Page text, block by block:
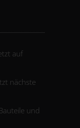
auf
nächste
und